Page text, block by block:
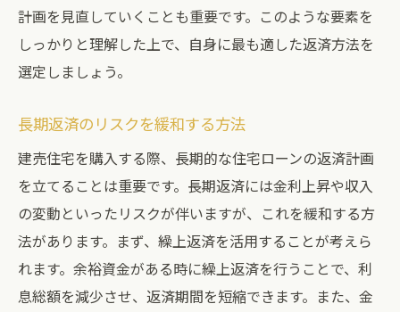
計画を見直していくことも重要です。このような要素を
しっかりと理解した上で、自身に最も適した返済方法を
選定しましょう。
長期返済のリスクを緩和する方法
建売住宅を購入する際、長期的な住宅ローンの返済計画
を立てることは重要です。長期返済には金利上昇や収入
の変動といったリスクが伴いますが、これを緩和する方
法があります。まず、繰上返済を活用することが考えら
れます。余裕資金がある時に繰上返済を行うことで、利
息総額を減少させ、返済期間を短縮できます。また、金